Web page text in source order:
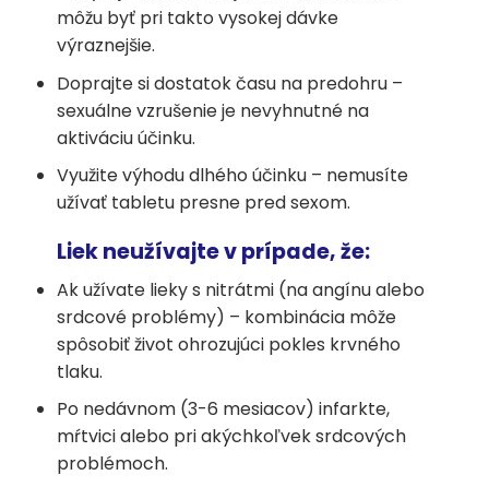
môžu byť pri takto vysokej dávke
výraznejšie.
Doprajte si dostatok času na predohru –
sexuálne vzrušenie je nevyhnutné na
aktiváciu účinku.
Využite výhodu dlhého účinku – nemusíte
užívať tabletu presne pred sexom.
Liek neužívajte v prípade, že:
Ak užívate lieky s nitrátmi (na angínu alebo
srdcové problémy) – kombinácia môže
spôsobiť život ohrozujúci pokles krvného
tlaku.
Po nedávnom (3-6 mesiacov) infarkte,
mŕtvici alebo pri akýchkoľvek srdcových
problémoch.